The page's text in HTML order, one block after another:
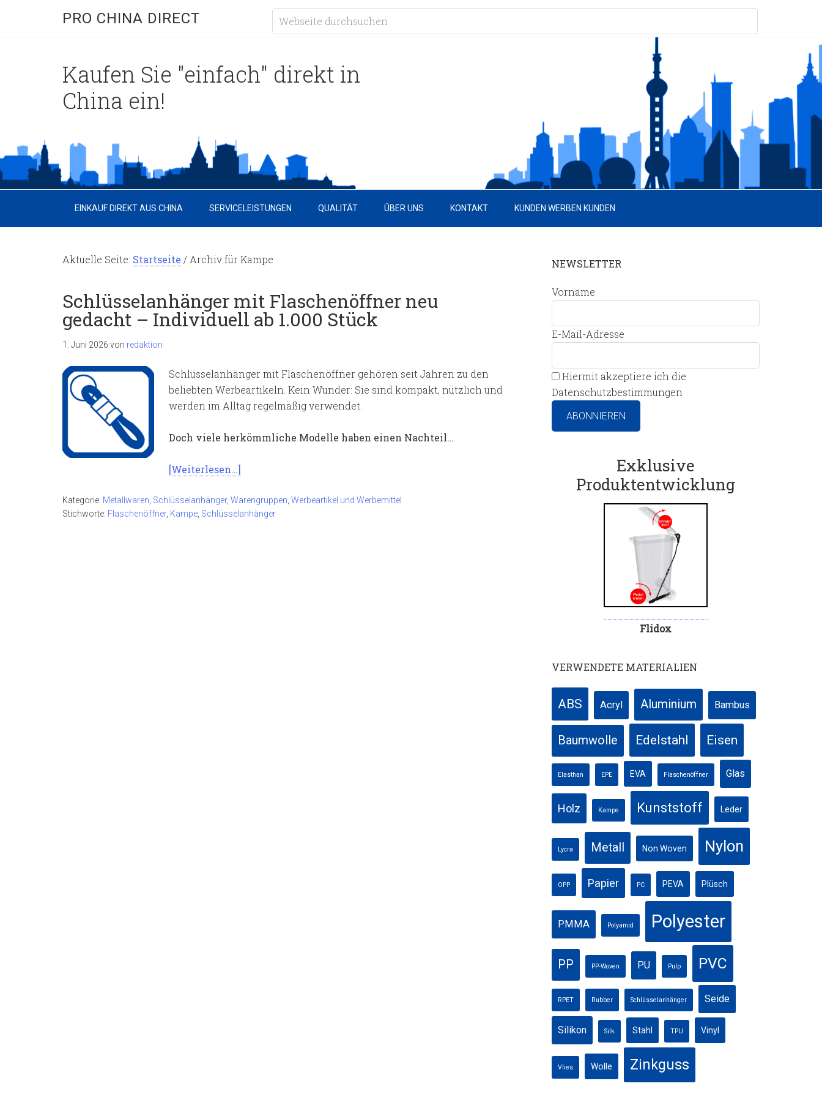
PRO CHINA DIRECT
Kaufen Sie "einfach" direkt in
China ein!
EINKAUF DIREKT AUS CHINA SERVICELEISTUNGEN QUALITÄT ÜBER UNS KONTAKT KUNDEN WERBEN KUNDEN
Aktuelle Seite: Startseite / Archiv für Kampe
Schlüsselanhänger mit Flaschenöffner neu
gedacht – Individuell ab 1.000 Stück
1. Juni 2026 von redaktion
Schlüsselanhänger mit Flaschenöffner gehören seit Jahren zu den
beliebten Werbeartikeln. Kein Wunder: Sie sind kompakt, nützlich und
werden im Alltag regelmäßig verwendet.
Doch viele herkömmliche Modelle haben einen Nachteil…
[Weiterlesen…]
Kategorie: Metallwaren Schlüsselanhänger, Warengruppen Werbeartikel und Werbemittel
Stichworte: Flaschenöffner, Kampe Schlüsselanhänger
NEWSLETTER
Vorname
E-Mail-Adresse
Hiermit akzeptiere ich die
Datenschutzbestimmungen
Exklusive
Produktentwicklung
Flidox
VERWENDETE MATERIALIEN
ABS Acryl Aluminium Bambus
Baumwolle Edelstahl Eisen
Elasthan EPE EVA Flaschenöffner Glas
Holz Kampe Kunststoff Leder
Lycra Metall Non Woven Nylon
OPP Papier PC PEVA Plüsch
PMMA Polyamid Polyester
PP PP-Woven PU Pulp PVC
RPET Rubber Schlüsselanhänger Seide
Silikon Silk Stahl TPU Vinyl
Vlies Wolle Zinkguss